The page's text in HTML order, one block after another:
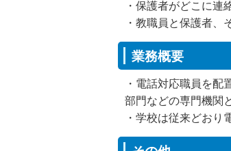
・保護者がどこに
・教職員と保護者
業務概要
・電話対応職員を
部門などの専門機関
・学校は従来どお